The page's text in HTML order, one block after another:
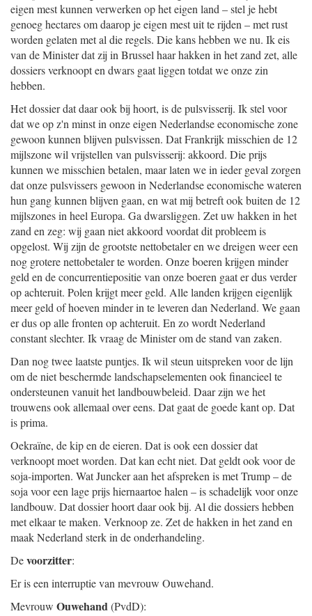
eigen mest kunnen verwerken op het eigen land – stel je hebt
genoeg hectares om daarop je eigen mest uit te rijden – met rust
worden gelaten met al die regels. Die kans hebben we nu. Ik eis
van de Minister dat zij in Brussel haar hakken in het zand zet, alle
dossiers verknoopt en dwars gaat liggen totdat we onze zin
hebben.
Het dossier dat daar ook bij hoort, is de pulsvisserij. Ik stel voor
dat we op z'n minst in onze eigen Nederlandse economische zone
gewoon kunnen blijven pulsvissen. Dat Frankrijk misschien de 12
mijlszone wil vrijstellen van pulsvisserij: akkoord. Die prijs
kunnen we misschien betalen, maar laten we in ieder geval zorgen
dat onze pulsvissers gewoon in Nederlandse economische wateren
hun gang kunnen blijven gaan, en wat mij betreft ook buiten de 12
mijlszones in heel Europa. Ga dwarsliggen. Zet uw hakken in het
zand en zeg: wij gaan niet akkoord voordat dit probleem is
opgelost. Wij zijn de grootste nettobetaler en we dreigen weer een
nog grotere nettobetaler te worden. Onze boeren krijgen minder
geld en de concurrentiepositie van onze boeren gaat er dus verder
op achteruit. Polen krijgt meer geld. Alle landen krijgen eigenlijk
meer geld of hoeven minder in te leveren dan Nederland. We gaan
er dus op alle fronten op achteruit. En zo wordt Nederland
constant slechter. Ik vraag de Minister om de stand van zaken.
Dan nog twee laatste puntjes. Ik wil steun uitspreken voor de lijn
om de niet beschermde landschapselementen ook financieel te
ondersteunen vanuit het landbouwbeleid. Daar zijn we het
trouwens ook allemaal over eens. Dat gaat de goede kant op. Dat
is prima.
Oekraïne, de kip en de eieren. Dat is ook een dossier dat
verknoopt moet worden. Dat kan echt niet. Dat geldt ook voor de
soja-importen. Wat Juncker aan het afspreken is met Trump – de
soja voor een lage prijs hiernaartoe halen – is schadelijk voor onze
landbouw. Dat dossier hoort daar ook bij. Al die dossiers hebben
met elkaar te maken. Verknoop ze. Zet de hakken in het zand en
maak Nederland sterk in de onderhandeling.
Devoorzitter:
Er is een interruptie van mevrouw Ouwehand.
Mevrouw Ouwehand(PvdD):